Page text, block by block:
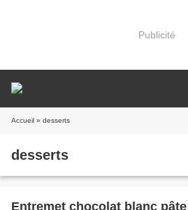
Publicité
Accueil » desserts
desserts
Entremet chocolat blanc